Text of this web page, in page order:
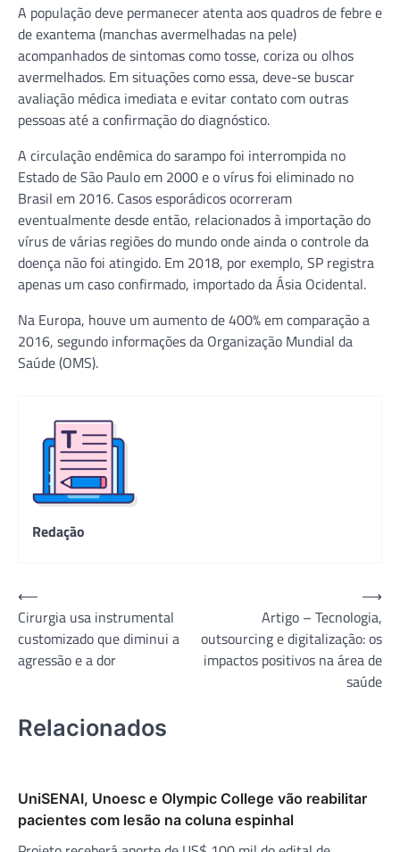
A população deve permanecer atenta aos quadros de febre e
de exantema (manchas avermelhadas na pele)
acompanhados de sintomas como tosse, coriza ou olhos
avermelhados. Em situações como essa, deve-se buscar
avaliação médica imediata e evitar contato com outras
pessoas até a confirmação do diagnóstico.
A circulação endêmica do sarampo foi interrompida no
Estado de São Paulo em 2000 e o vírus foi eliminado no
Brasil em 2016. Casos esporádicos ocorreram
eventualmente desde então, relacionados à importação do
vírus de várias regiões do mundo onde ainda o controle da
doença não foi atingido. Em 2018, por exemplo, SP registra
apenas um caso confirmado, importado da Ásia Ocidental.
Na Europa, houve um aumento de 400% em comparação a
2016, segundo informações da Organização Mundial da
Saúde (OMS).
Redação
Navegação
de
Post
⟵
Cirurgia usa instrumental
customizado que diminui a
agressão e a dor
Artigo – Tecnologia,
outsourcing e digitalização: os
impactos positivos na área de
saúde
⟶
Relacionados
UniSENAI, Unoesc e Olympic College vão reabilitar
pacientes com lesão na coluna espinhal